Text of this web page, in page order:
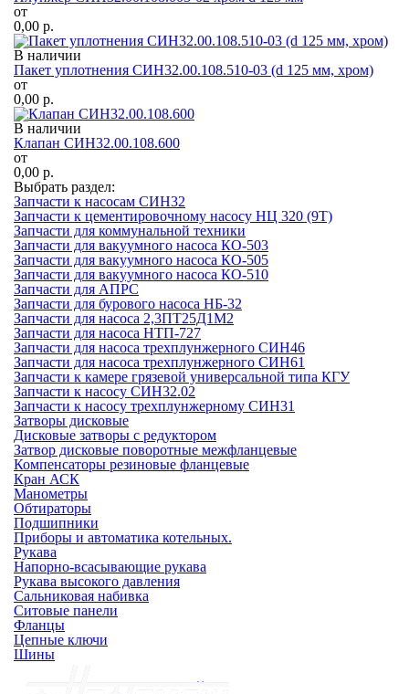
от
0,00 р.
В наличии
Пакет уплотнения СИН32.00.108.510-03 (d 125 мм, хром)
от
0,00 р.
В наличии
Клапан СИН32.00.108.600
от
0,00 р.
Выбрать раздел:
Запчасти к насосам СИН32
Запчасти к цементировочному насосу НЦ 320 (9Т)
Запчасти для коммунальной техники
Запчасти для вакуумного насоса КО-503
Запчасти для вакуумного насоса КО-505
Запчасти для вакуумного насоса КО-510
Запчасти для АПРС
Запчасти для бурового насоса НБ-32
Запчасти для насоса 2,3ПТ25Д1М2
Запчасти для насоса НТП-727
Запчасти для насоса трехплунжерного СИН46
Запчасти для насоса трехплунжерного СИН61
Запчасти к камере грязевой универсальной типа КГУ
Запчасти к насосу СИН32.02
Запчасти к насосу трехплунжерному СИН31
Затворы дисковые
Дисковые затворы с редуктором
Затвор дисковые поворотные межфланцевые
Компенсаторы резиновые фланцевые
Кран АСК
Манометры
Обтираторы
Подшипники
Приборы и автоматика котельных.
Рукава
Напорно-всасывающие рукава
Рукава высокого давления
Сальниковая набивка
Ситовые панели
Фланцы
Цепные ключи
Шины